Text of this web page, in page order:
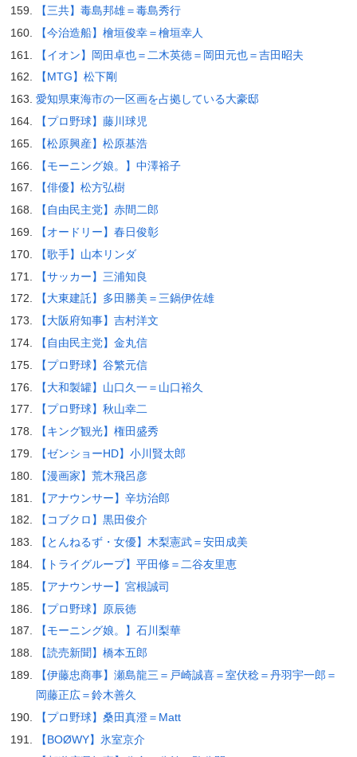
【三共】毒島邦雄＝毒島秀行
【今治造船】檜垣俊幸＝檜垣幸人
【イオン】岡田卓也＝二木英徳＝岡田元也＝吉田昭夫
【MTG】松下剛
愛知県東海市の一区画を占拠している大豪邸
【プロ野球】藤川球児
【松原興産】松原基浩
【モーニング娘。】中澤裕子
【俳優】松方弘樹
【自由民主党】赤間二郎
【オードリー】春日俊彰
【歌手】山本リンダ
【サッカー】三浦知良
【大東建託】多田勝美＝三鍋伊佐雄
【大阪府知事】吉村洋文
【自由民主党】金丸信
【プロ野球】谷繁元信
【大和製罐】山口久一＝山口裕久
【プロ野球】秋山幸二
【キング観光】権田盛秀
【ゼンショーHD】小川賢太郎
【漫画家】荒木飛呂彦
【アナウンサー】辛坊治郎
【コブクロ】黒田俊介
【とんねるず・女優】木梨憲武＝安田成美
【トライグループ】平田修＝二谷友里恵
【アナウンサー】宮根誠司
【プロ野球】原辰徳
【モーニング娘。】石川梨華
【読売新聞】橋本五郎
【伊藤忠商事】瀬島龍三＝戸崎誠喜＝室伏稔＝丹羽宇一郎＝
岡藤正広＝鈴木善久
【プロ野球】桑田真澄＝Matt
【BOØWY】氷室京介